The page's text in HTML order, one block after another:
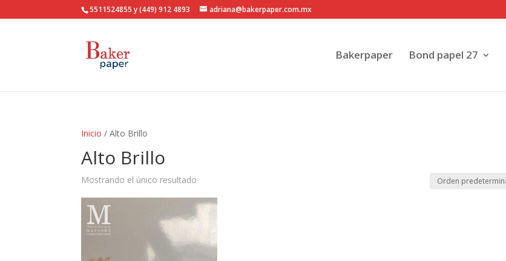
5511524855 y (449) 912 4893 adriana@bakerpaper.com.mx
Bakerpaper Bond papel 27
Inicio / Alto Brillo
Alto Brillo
Mostrando el único resultado